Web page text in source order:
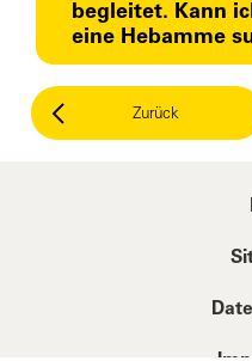
begleitet. Kann
eine Hebamme
Zurück